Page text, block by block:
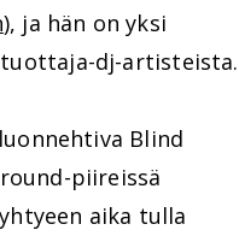
), ja hän on yksi
dj-artisteista.
Blind
piireissä
aika tulla